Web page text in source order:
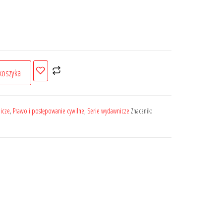
, Prawo i postępowanie cywilne, Serie wydawnicze Znacznik: